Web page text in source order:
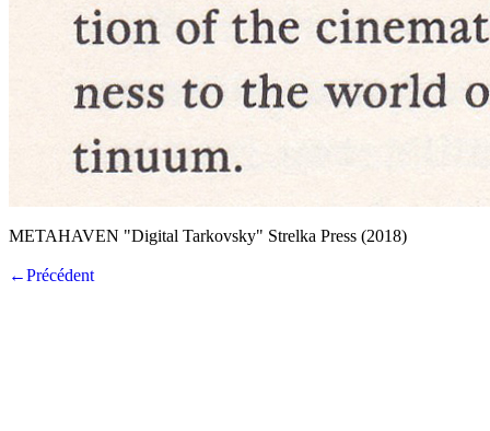
METAHAVEN "Digital Tarkovsky" Strelka Press (2018)
←Précédent